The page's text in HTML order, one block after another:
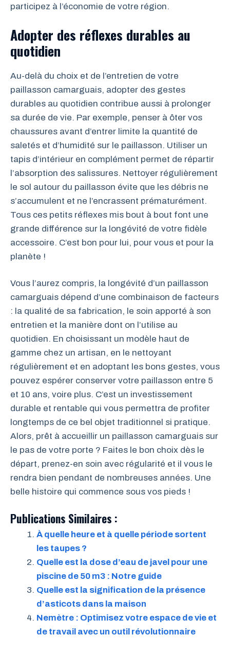
participez à l’économie de votre région.
Adopter des réflexes durables au
quotidien
Au-delà du choix et de l’entretien de votre
paillasson camarguais, adopter des gestes
durables au quotidien contribue aussi à prolonger
sa durée de vie. Par exemple, penser à ôter vos
chaussures avant d’entrer limite la quantité de
saletés et d’humidité sur le paillasson. Utiliser un
tapis d’intérieur en complément permet de répartir
l’absorption des salissures. Nettoyer régulièrement
le sol autour du paillasson évite que les débris ne
s’accumulent et ne l’encrassent prématurément.
Tous ces petits réflexes mis bout à bout font une
grande différence sur la longévité de votre fidèle
accessoire. C’est bon pour lui, pour vous et pour la
planète !
Vous l’aurez compris, la longévité d’un paillasson
camarguais dépend d’une combinaison de facteurs
: la qualité de sa fabrication, le soin apporté à son
entretien et la manière dont on l’utilise au
quotidien. En choisissant un modèle haut de
gamme chez un artisan, en le nettoyant
régulièrement et en adoptant les bons gestes, vous
pouvez espérer conserver votre paillasson entre 5
et 10 ans, voire plus. C’est un investissement
durable et rentable qui vous permettra de profiter
longtemps de ce bel objet traditionnel si pratique.
Alors, prêt à accueillir un paillasson camarguais sur
le pas de votre porte ? Faites le bon choix dès le
départ, prenez-en soin avec régularité et il vous le
rendra bien pendant de nombreuses années. Une
belle histoire qui commence sous vos pieds !
Publications Similaires :
À quelle heure et à quelle période sortent
les taupes ?
Quelle est la dose d’eau de javel pour une
piscine de 50 m3 : Notre guide
Quelle est la signification de la présence
d’asticots dans la maison
Nemètre : Optimisez votre espace de vie et
de travail avec un outil révolutionnaire